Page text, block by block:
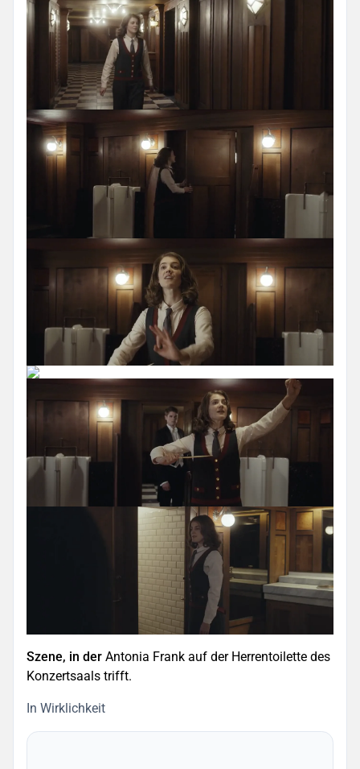
Szene, in der Antonia Frank auf der Herrentoilette des
Konzertsaals trifft.
In Wirklichkeit